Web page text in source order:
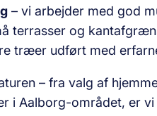
– vi arbejder med god
terrasser og
træer udført med
– fra valg af
i Aalborg-området, er